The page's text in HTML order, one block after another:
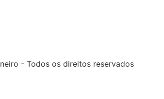
- Todos os direitos reservados